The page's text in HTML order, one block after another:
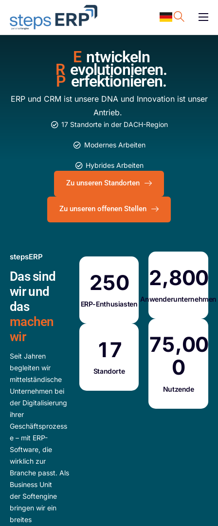
ERP Software
Ressourcen
Karriere
E ntwickeln
R evolutionieren.
P erfektionieren.
ERP und CRM ist unsere DNA und Innovation ist unser
Antrieb.
17 Standorte in der DACH-Region
Modernes Arbeiten
Hybrides Arbeiten
Zu unseren Standorten
Zu unseren offenen Stellen
stepsERP
Das sind
wirund
das
machen
wir
Seit Jahren
begleiten wir
mittelständische
Unternehmen bei
der Digitalisierung
ihrer
Geschäftsprozess
e – mit ERP-
Software, die
wirklich zur
Branche passt. Als
Business Unit
der Softengine
bringen wir ein
breites
250
ERP-Enthusiasten
17
Standorte
2,800
Anwenderunternehmen
75,00
0
Nutzende